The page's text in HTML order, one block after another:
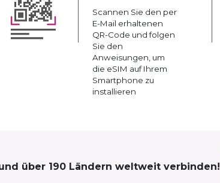
Scannen Sie den per
E-Mail erhaltenen
QR-Code und folgen
Sie den
Anweisungen, um
die eSIM auf Ihrem
Smartphone zu
installieren
über 190 Ländern weltweit verbinden!